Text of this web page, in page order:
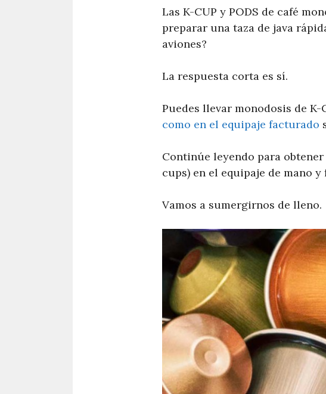
Las K-CUP y PODS de café
preparar una taza de java
aviones?
La respuesta corta es sí.
Puedes llevar monodosis de K-
como en el equipaje facturado
Continúe leyendo para
cups) en el equipaje de mano
Vamos a sumergirnos de lleno.